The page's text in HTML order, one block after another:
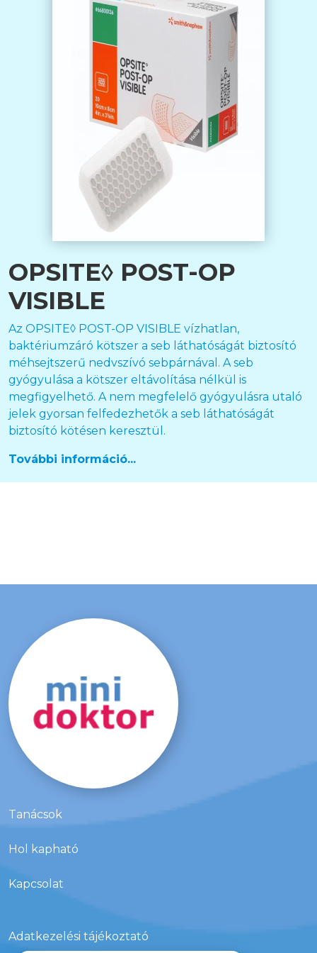
OPSITE◊ POST-OP
VISIBLE
Az OPSITE◊ POST-OP VISIBLE vízhatlan,
baktériumzáró kötszer a seb láthatóságát biztosító
méhsejtszerű nedvszívó sebpárnával. A seb
gyógyulása a kötszer eltávolítása nélkül is
megfigyelhető. A nem megfelelő gyógyulásra utaló
jelek gyorsan felfedezhetők a seb láthatóságát
biztosító kötésen keresztül.
További információ...
Tanácsok
Hol kapható
Kapcsolat
Adatkezelési tájékoztató